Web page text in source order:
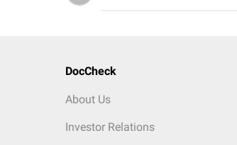
DocCheck
About Us
Investor Relations